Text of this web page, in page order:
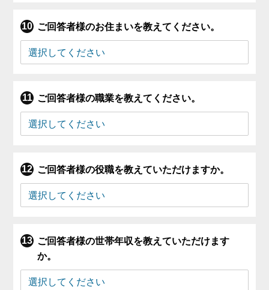
ご回答者様のお住まいを教えてください。
ご回答者様の職業を教えてください。
ご回答者様の役職を教えていただけますか。
ご回答者様の世帯年収を教えていただけます
か。